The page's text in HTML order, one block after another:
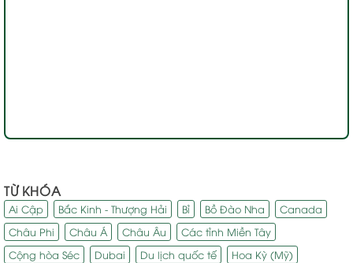
TỪ KHÓA
Ai Cập Bắc Kinh - Thượng Hải Bỉ Bồ Đào Nha
Canada
Châu Phi
Châu Á Châu Âu
Các tỉnh Miền Tây
Cộng hòa Séc
Dubai Du lịch quốc tế
Hoa Kỳ (Mỹ)